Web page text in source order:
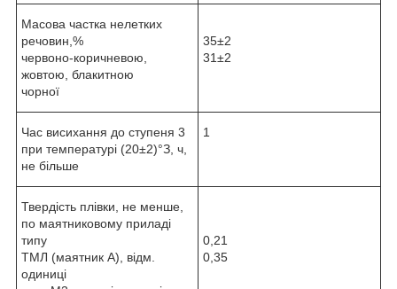
Масова частка нелетких
речовин,%
червоно-коричневою,
жовтою, блакитною
чорної
35±2
31±2
Час висихання до ступеня 3
при температурі (20±2)°З, ч,
не більше
1
Твердість плівки, не менше,
по маятниковому приладі
типу
ТМЛ (маятник А), відм.
одиниці
0,21
0,35